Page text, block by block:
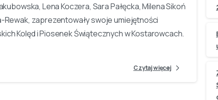
Lena Koczera, Sara Pałęcka, Milena Sikoń
Rewak, zaprezentowały swoje umiejętności
Kolęd i Piosenek Świątecznych w Kostarowcach.
Czytaj więcej